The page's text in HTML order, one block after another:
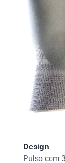
Design
Pulso com